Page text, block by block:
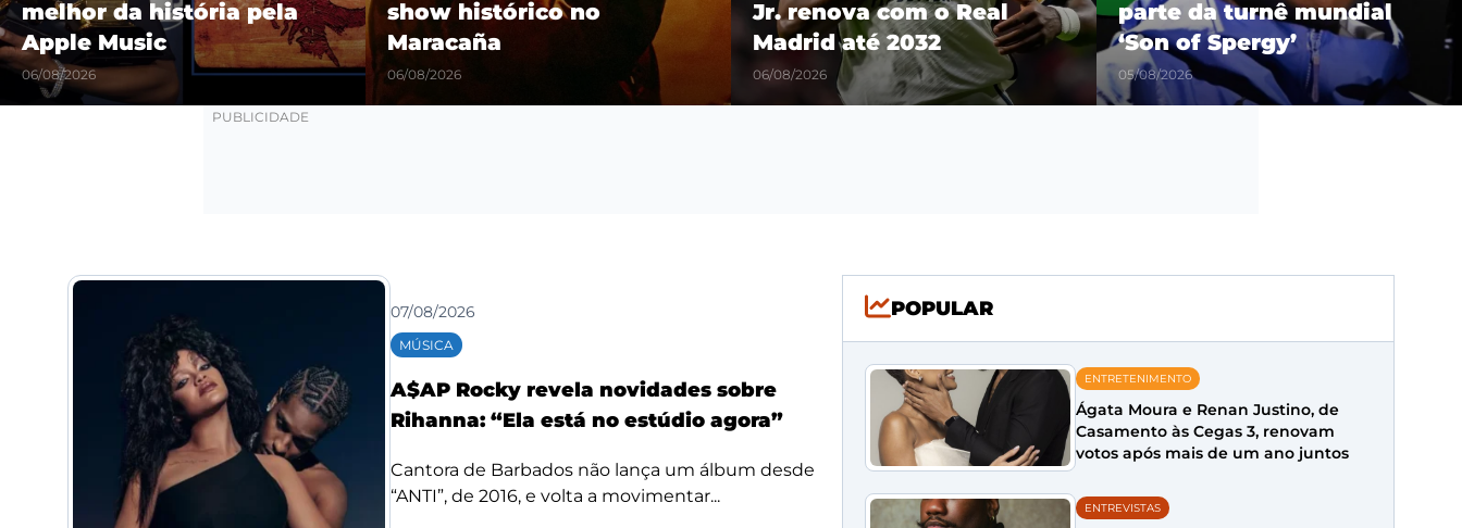
melhor da história pela
Apple Music
06/08/2026
show histórico no
Maracaña
06/08/2026
Jr. renova com o Real
Madrid até 2032
06/08/2026
parte da turnê mundial
‘Son of Spergy’
05/08/2026
07/08/2026
MÚSICA
A$AP Rocky revela novidades sobre
Rihanna: “Ela está no estúdio agora”
Cantora de Barbados não lança um álbum desde
“ANTI”, de 2016, e volta a movimentar...
POPULAR
ENTRETENIMENTO
Ágata Moura e Renan Justino, de
Casamento às Cegas 3, renovam
votos após mais de um ano juntos
ENTREVISTAS